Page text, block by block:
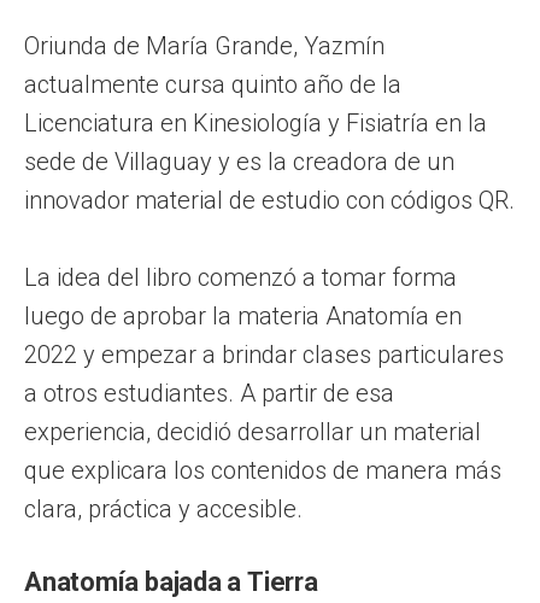
Oriunda de María Grande, Yazmín
actualmente cursa quinto año de la
Licenciatura en Kinesiología y Fisiatría en la
sede de Villaguay y es la creadora de un
innovador material de estudio con códigos QR.
La idea del libro comenzó a tomar forma
luego de aprobar la materia Anatomía en
2022 y empezar a brindar clases particulares
a otros estudiantes. A partir de esa
experiencia, decidió desarrollar un material
que explicara los contenidos de manera más
clara, práctica y accesible.
Anatomía bajada a Tierra